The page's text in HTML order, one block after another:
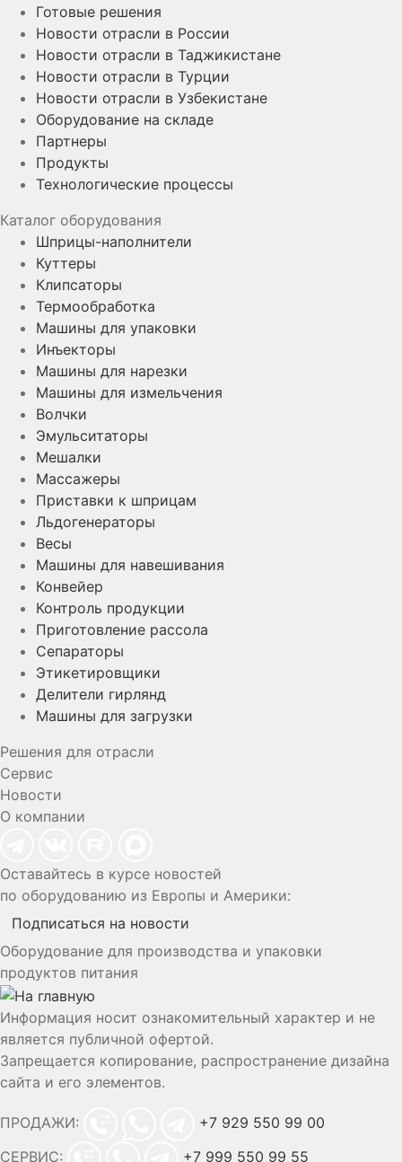
Готовые решения
Новости отрасли в России
Новости отрасли в Таджикистане
Новости отрасли в Турции
Новости отрасли в Узбекистане
Оборудование на складе
Партнеры
Продукты
Технологические процессы
Каталог оборудования
Шприцы-наполнители
Куттеры
Клипсаторы
Термообработка
Машины для упаковки
Инъекторы
Машины для нарезки
Машины для измельчения
Волчки
Эмульситаторы
Мешалки
Массажеры
Приставки к шприцам
Льдогенераторы
Весы
Машины для навешивания
Конвейер
Контроль продукции
Приготовление рассола
Сепараторы
Этикетировщики
Делители гирлянд
Машины для загрузки
Решения для отрасли
Сервис
Новости
О компании
Оставайтесь в курсе новостей
по оборудованию из Европы и Америки:
Подписаться на новости
Оборудование для производства и упаковки
продуктов питания
Информация носит ознакомительный характер и не
является публичной офертой.
Запрещается копирование, распространение дизайна
сайта и его элементов.
ПРОДАЖИ:
+7 929 550 99 00
СЕРВИС:
+7 999 550 99 55